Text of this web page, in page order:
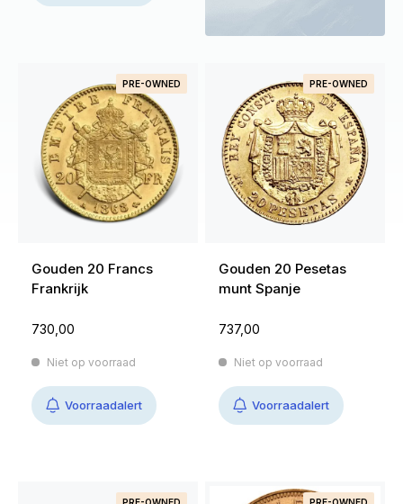
PRE-OWNED
Gouden 20 Francs
Frankrijk
730,00
Niet op voorraad
Voorraadalert
PRE-OWNED
Gouden 20 Pesetas
munt Spanje
737,00
Niet op voorraad
Voorraadalert